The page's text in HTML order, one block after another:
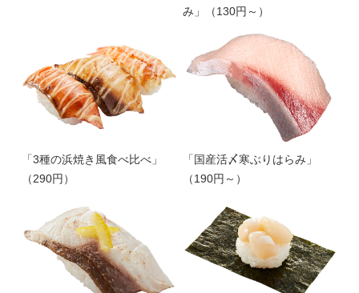
み」（130円～）
「3種の浜焼き風食べ比べ」
（290円）
「国産活〆寒ぶりはらみ」
（190円～）